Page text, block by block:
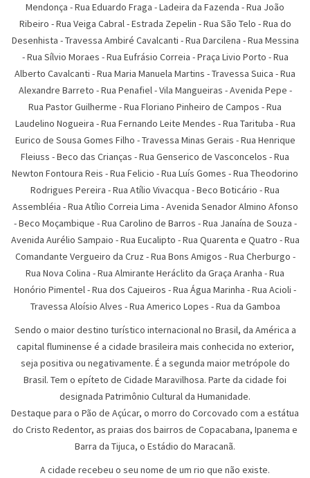
Mendonça -Rua Eduardo Fraga -Ladeira da Fazenda -Rua João
Ribeiro -Rua Veiga Cabral-Estrada Zepelin -Rua São Telo -Rua do
Desenhista -Travessa Ambiré Cavalcanti -Rua Darcilena -Rua Messina
-Rua Sí­lvio Moraes -Rua Eufrásio Correia -Praça Livio Porto -Rua
Alberto Cavalcanti -Rua Maria Manuela Martins -Travessa Suica -Rua
Alexandre Barreto -Rua Penafiel-Vila Mangueiras -Avenida Pepe -
Rua Pastor Guilherme -Rua Floriano Pinheiro de Campos -Rua
Laudelino Nogueira -Rua Fernando Leite Mendes -Rua Tarituba -Rua
Eurico de Sousa Gomes Filho -Travessa Minas Gerais -Rua Henrique
Fleiuss -Beco das Crianças -Rua Genserico de Vasconcelos -Rua
Newton Fontoura Reis -Rua Felicio -Rua Luís Gomes -Rua Theodorino
Rodrigues Pereira -Rua Atí­lio Vivacqua -Beco Boticário -Rua
Assembléia -Rua Atílio Correia Lima -Avenida Senador Almino Afonso
-Beco Moçambique -Rua Carolino de Barros -Rua Janaína de Souza -
Avenida Aurélio Sampaio -Rua Eucalipto -Rua Quarenta e Quatro -Rua
Comandante Vergueiro da Cruz -Rua Bons Amigos -Rua Cherburgo -
Rua Nova Colina -Rua Almirante Heráclito da Graça Aranha -Rua
Honório Pimentel-Rua dos Cajueiros -Rua Água Marinha -Rua Acioli -
Travessa Aloísio Alves -Rua Americo Lopes -Rua da Gamboa
Sendo o maior destino turístico internacional no Brasil, da América a
capital fluminense é a cidade brasileira mais conhecida no exterior,
seja positiva ou negativamente. É a segunda maior metrópole do
Brasil. Tem o epíteto de Cidade Maravilhosa. Parte da cidade foi
designada Patrimônio Cultural da Humanidade.
Destaque para o Pão de Açúcar, o morro do Corcovado com a estátua
do Cristo Redentor, as praias dos bairros de Copacabana, Ipanema e
Barra da Tijuca, o Estádio do Maracanã.
A cidade recebeu o seu nome de um rio que não existe.